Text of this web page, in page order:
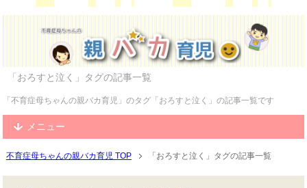
「おろすと泣く」タグの記事一覧
「不育症母ちゃんの親バカ育児」のタグ「おろすと泣く」の記事一覧です
メニュー
不育症母ちゃんの親バカ育児 TOP 「おろすと泣く」タグの記事一覧